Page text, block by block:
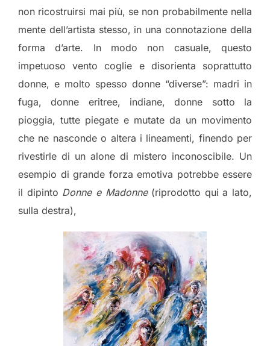
non ricostruirsi mai più, se non probabilmente nella
mente dell’artista stesso, in una connotazione della
forma d’arte. In modo non casuale, questo
impetuoso vento coglie e disorienta soprattutto
donne, e molto spesso donne “diverse”: madri in
fuga, donne eritree, indiane, donne sotto la
pioggia, tutte piegate e mutate da un movimento
che ne nasconde o altera i lineamenti, finendo per
rivestirle di un alone di mistero inconoscibile. Un
esempio di grande forza emotiva potrebbe essere
il dipinto Donne e Madonne(riprodotto qui a lato,
sulla destra),